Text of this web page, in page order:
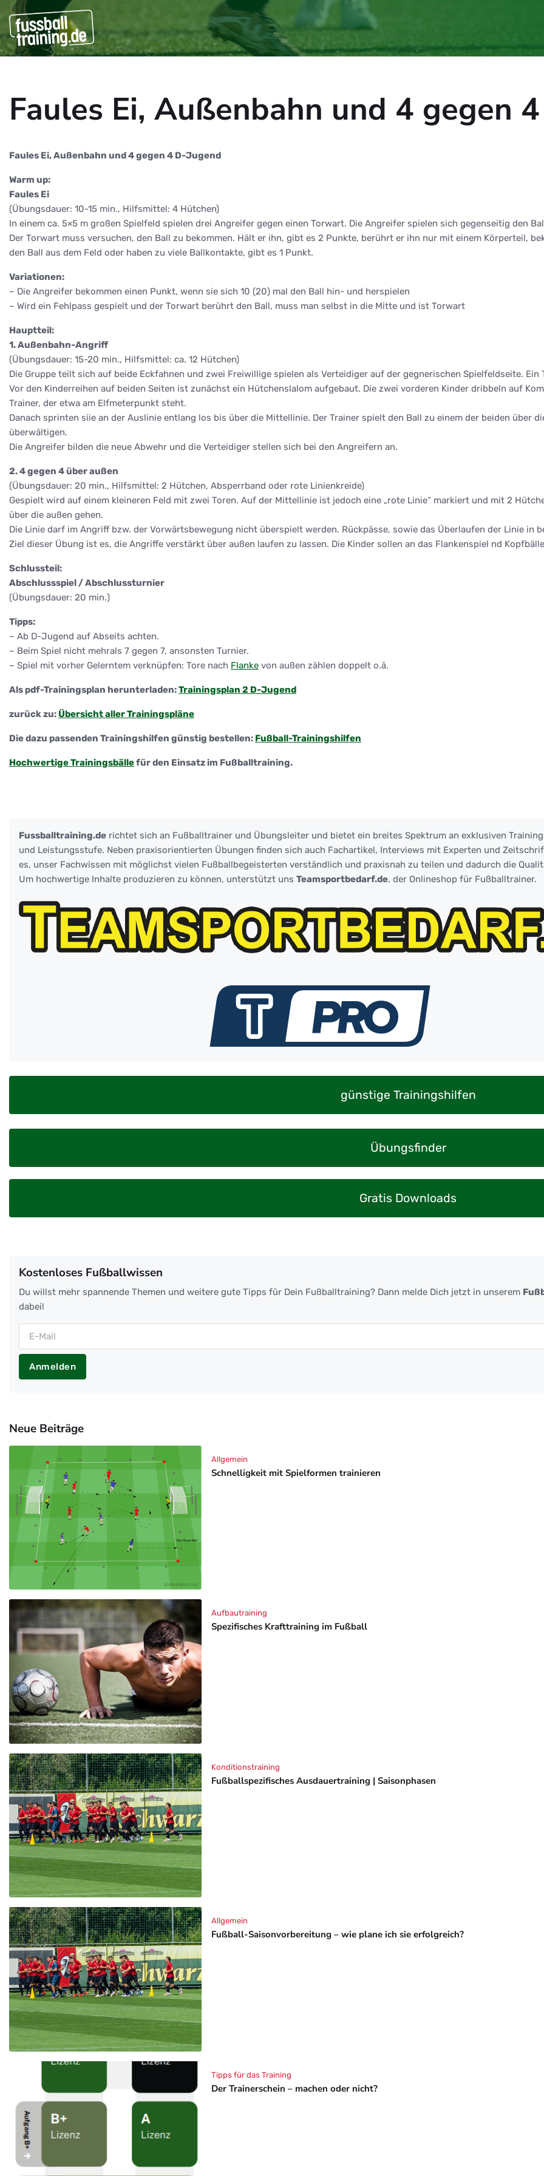
Faules Ei, Außenbahn und 4 gegen
Faules Ei, Außenbahn und 4 gegen 4 D-Jugend
Warm up:
Faules Ei
(Übungsdauer: 10-15 min., Hilfsmittel: 4 Hütchen)
In einem ca. 5×5 m großen Spielfeld spielen drei Angreifer gegen einen Torwart. Die Angreifer spielen sich gegenseitig den
Der Torwart muss versuchen, den Ball zu bekommen. Hält er ihn, gibt es 2 Punkte, berührt er ihn nur mit einem Körperteil,
den Ball aus dem Feld oder haben zu viele Ballkontakte, gibt es 1 Punkt.
Variationen:
– Die Angreifer bekommen einen Punkt, wenn sie sich 10 (20) mal den Ball hin- und herspielen
– Wird ein Fehlpass gespielt und der Torwart berührt den Ball, muss man selbst in die Mitte und ist Torwart
Hauptteil:
1. Außenbahn-Angriff
(Übungsdauer: 15-20 min., Hilfsmittel: ca. 12 Hütchen)
Die Gruppe teilt sich auf beide Eckfahnen und zwei Freiwillige spielen als Verteidiger auf der gegnerischen Spielfeldseite.
Vor den Kinderreihen auf beiden Seiten ist zunächst ein Hütchenslalom aufgebaut. Die zwei vorderen Kinder dribbeln auf
Trainer, der etwa am Elfmeterpunkt steht.
Danach sprinten siie an der Auslinie entlang los bis über die Mittellinie. Der Trainer spielt den Ball zu einem der beiden über
überwältigen.
Die Angreifer bilden die neue Abwehr und die Verteidiger stellen sich bei den Angreifern an.
2. 4 gegen 4 über außen
(Übungsdauer: 20 min., Hilfsmittel: 2 Hütchen, Absperrband oder rote Linienkreide)
Gespielt wird auf einem kleineren Feld mit zwei Toren. Auf der Mittellinie ist jedoch eine „rote Linie“ markiert und mit 2
über die außen gehen.
Die Linie darf im Angriff bzw. der Vorwärtsbewegung nicht überspielt werden. Rückpässe, sowie das Überlaufen der Linie in
Ziel dieser Übung ist es, die Angriffe verstärkt über außen laufen zu lassen. Die Kinder sollen an das Flankenspiel nd
Schlussteil:
Abschlussspiel / Abschlussturnier
(Übungsdauer: 20 min.)
Tipps:
– Ab D-Jugend auf Abseits achten.
– Beim Spiel nicht mehrals 7 gegen 7, ansonsten Turnier.
– Spiel mit vorher Gelerntem verknüpfen: Tore nach Flanke von außen zählen doppelt o.ä.
Als pdf-Trainingsplan herunterladen:Trainingsplan 2 D-Jugend
zurück zu: Übersicht aller Trainingspläne
Die dazu passenden Trainingshilfen günstig bestellen: Fußball-Trainingshilfen
Hochwertige Trainingsbällefür den Einsatz im Fußballtraining.
Fussballtraining.de richtet sich an Fußballtrainer und Übungsleiter und bietet ein breites Spektrum an exklusiven
und Leistungsstufe. Neben praxisorientierten Übungen finden sich auch Fachartikel, Interviews mit Experten und
es, unser Fachwissen mit möglichst vielen Fußballbegeisterten verständlich und praxisnah zu teilen und dadurch die
Um hochwertige Inhalte produzieren zu können, unterstützt uns Teamsportbedarf.de, der Onlineshop für Fußballtrainer.
günstige Trainingshilfen
Übungsfinder
Gratis Downloads
Kostenloses Fußballwissen
Du willst mehr spannende Themen und weitere gute Tipps für Dein Fußballtraining? Dann melde Dich jetzt in unserem
dabei!
Anmelden
Neue Beiträge
Schnelligkeit mit Spielformen trainieren
Allgemein
Spezifisches Krafttraining im Fußball
Aufbautraining
Fußballspezifisches Ausdauertraining | Saisonphasen
Konditionstraining
Fußball-Saisonvorbereitung – wie plane ich sie erfolgreich?
Allgemein
Der Trainerschein – machen oder nicht?
Tipps für das Training